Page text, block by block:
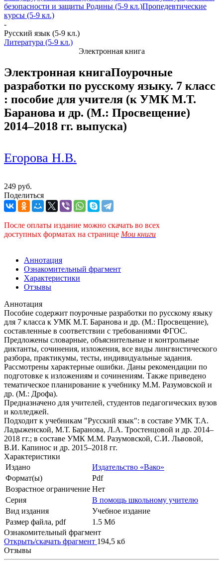
безопасности и защиты Родины (5-9 кл.)Пропедевтические
курсы (5-9 кл.)
-
Русский язык (5-9 кл.)
Литература (5-9 кл.)
Электронная книга
Электронная книгаПоурочные
разработки по русскому языку. 7 класс
: пособие для учителя (к УМК М.Т.
Баранова и др. (М.: Просвещение)
2014–2018 гг. выпуска)
Егорова Н.В.
249 руб.
Поделиться
После оплаты издание можно скачать во всех
доступных форматах на странице Мои книги
Аннотация
Ознакомительный фрагмент
Характеристики
Отзывы
Аннотация
Пособие содержит поурочные разработки по русскому языку
для 7 класса к УМК М.Т. Баранова и др. (М.: Просвещение),
составленные в соответствии с требованиями ФГОС.
Предложены словарные, объяснительные и контрольные
диктанты, сочинения, изложения, все виды лингвистического
разбора, практикумы, тесты, индивидуальные задания.
Рассмотрены характерные ошибки. Даны рекомендации по
подготовке к изложениям и сочинениям. Также приведено
тематическое планирование к учебнику М.М. Разумовской и
др. (М.: Дрофа).
Предназначено для учителей, студентов педагогических вузов
и колледжей.
Подходит к учебникам "Русский язык": в составе УМК Т.А.
Ладыженской, М.Т. Баранова, Л.А. Тростенцовой и др. 2014–
2018 гг.; в составе УМК М.М. Разумовской, С.И. Львовой,
В.И. Капинос и др. 2015–2018 гг.
Характеристики
Издано
Издательство «Вако»
Формат(ы)
Pdf
Возрастное ограничение Нет
Серия
В помощь школьному учителю
Вид издания
Учебное издание
Размер файла, pdf
1.5 Mб
Ознакомительный фрагмент
Открыть/скачать фрагмент 194,5 кб
Отзывы